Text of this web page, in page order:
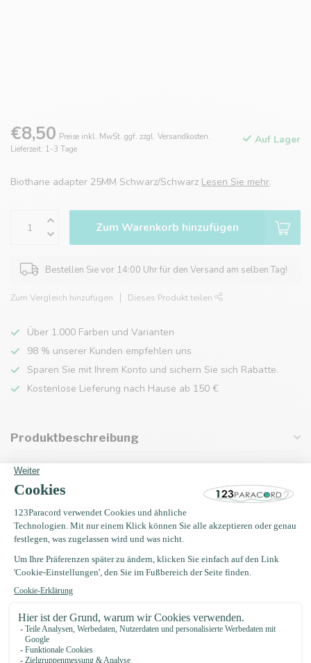
€8,50 Preise inkl. MwSt. ggf. zzgl. Versandkosten.
Lieferzeit: 1-3 Tage
Auf Lager
Biothane adapter 25MM Schwarz/Schwarz Lesen Sie mehr.
Zum Warenkorb hinzufügen
Bestellen Sie vor 14:00 Uhr für den Versand am selben Tag!
Zum Vergleich hinzufügen Dieses Produkt teilen
Über 1.000 Farben und Varianten
98 % unserer Kunden empfehlen uns
Sparen Sie mit Ihrem Konto und sichern Sie sich Rabatte.
Kostenlose Lieferung nach Hause ab 150 €
Produktbeschreibung
Eigenschaften
Zuletzt angesehen